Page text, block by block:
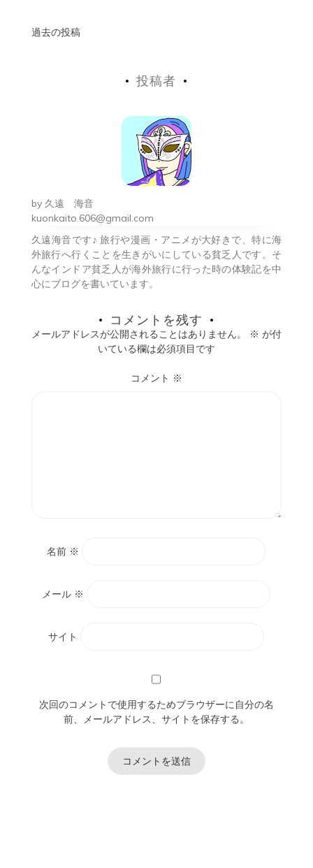
投
シ
ョ
ン
過去の投稿
投稿者
by 久遠 海音
kuonkaito.606@gmail.com
久遠海音です♪ 旅行や漫画・アニメが大好きで、特に海
外旅行へ行くことを生きがいにしている貧乏人です。そ
んなインドア貧乏人が海外旅行に行った時の体験記を中
心にブログを書いています。
コメントを残す
メールアドレスが公開されることはありません。 ※ が付
いている欄は必須項目です
コメント ※
名前 ※
メール ※
サイト
次回のコメントで使用するためブラウザーに自分の名
前、メールアドレス、サイトを保存する。